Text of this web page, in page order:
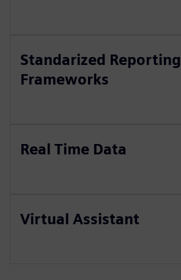
Standarized Reporting
Frameworks
Real Time Data
Virtual Assistant